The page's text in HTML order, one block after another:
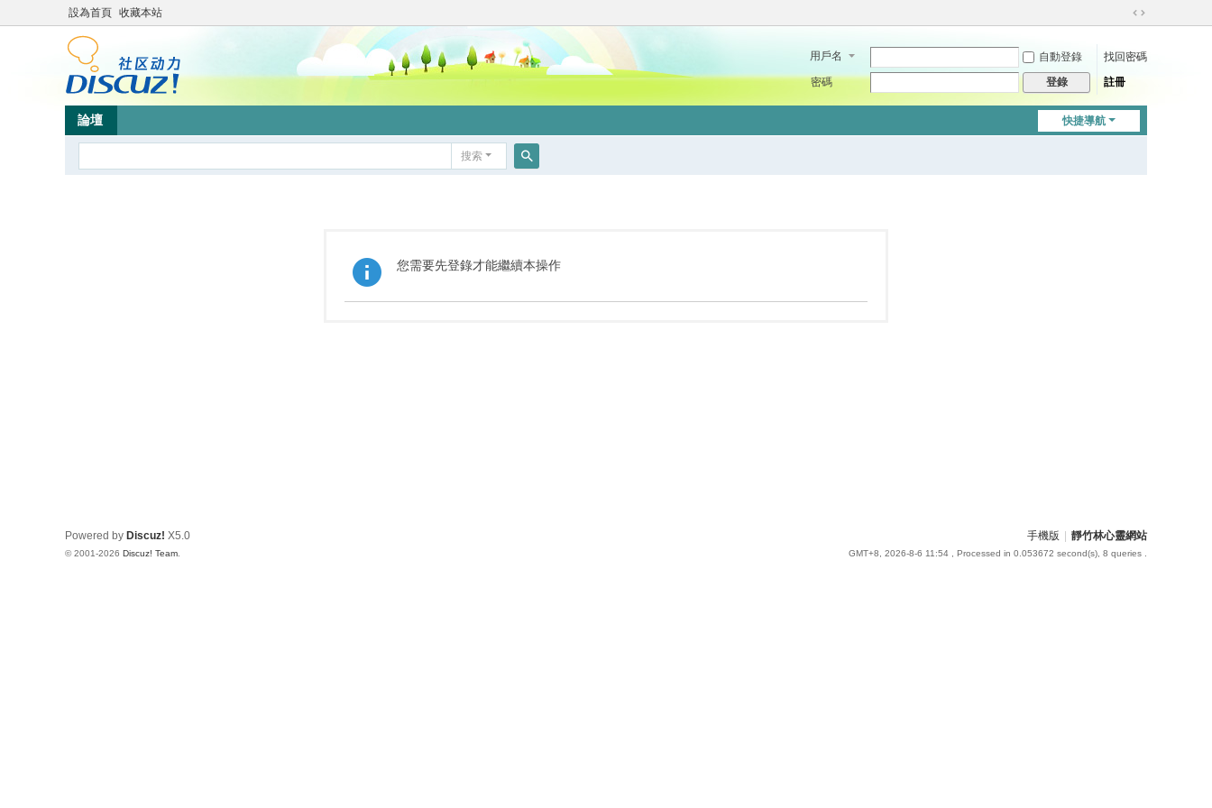
設為首頁 收藏本站
切
到
用戶名 自動登錄
找回密碼
密碼
登錄 註冊
快捷導航
論壇
搜索
您需要先登錄才能繼續本操作
手機版 靜竹林心靈網站
GMT+8, 2026-8-6 11:54 , Processed in 0.053672 second(s), 8 queries .
Powered by Discuz! X5.0
© 2001-2026 Discuz! Team